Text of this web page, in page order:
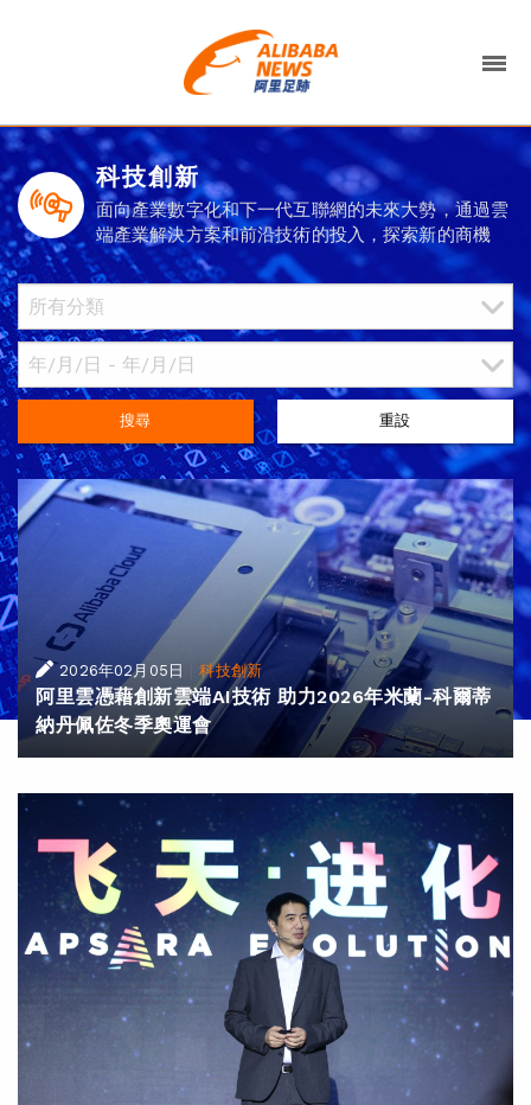
科技創新
面向產業數字化和下一代互聯網的未來大勢，通過雲
端產業解決方案和前沿技術的投入，探索新的商機
搜尋 重設
2026年02月05日 |科技創新
阿里雲憑藉創新雲端AI技術 助力2026年米蘭-科爾蒂
納丹佩佐冬季奧運會